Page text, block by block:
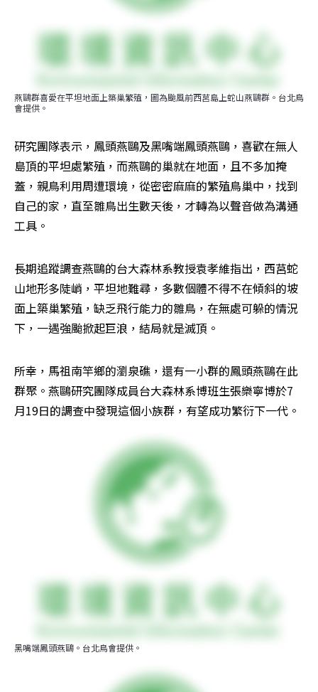
燕鷗群喜愛在平坦地面上築巢繁殖，圖為颱風前西莒島上蛇山燕鷗群。台北鳥
會提供。
研究團隊表示，鳳頭燕鷗及黑嘴端鳳頭燕鷗，喜歡在無人
島頂的平坦處繁殖，而燕鷗的巢就在地面，且不多加掩
蓋，親鳥利用周遭環境，從密密麻麻的繁殖鳥巢中，找到
自己的家，直至雛鳥出生數天後，才轉為以聲音做為溝通
工具。
長期追蹤調查燕鷗的台大森林系教授袁孝維指出，西莒蛇
山地形多陡峭，平坦地難尋，多數個體不得不在傾斜的坡
面上築巢繁殖，缺乏飛行能力的雛鳥，在無處可躲的情況
下，一遇強颱掀起巨浪，結局就是滅頂。
所幸，馬祖南竿鄉的瀏泉礁，還有一小群的鳳頭燕鷗在此
群聚。燕鷗研究團隊成員台大森林系博班生張樂寧博於7
月19日的調查中發現這個小族群，有望成功繁衍下一代。
黑嘴端鳳頭燕鷗。台北鳥會提供。